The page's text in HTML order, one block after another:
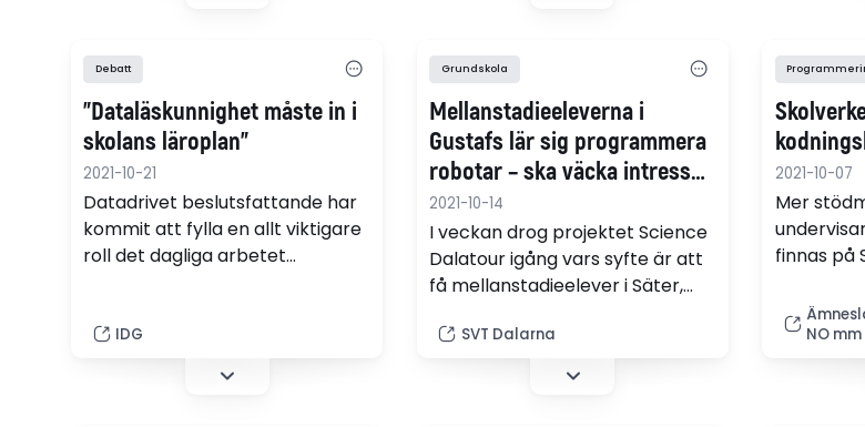
Debatt
"Dataläskunnighet måste in i
skolans läroplan"
2021-10-21
Datadrivet beslutsfattande har
kommit att fylla en allt viktigare
roll det dagliga arbetet
vara självklart att kommande
generationer redan tidigt i
skolåren förses med
IDG
Grundskola
Mellanstadieeleverna i
Gustafs lär sig programmera
robotar – ska väcka intresset
för teknik
2021-10-14
I veckan drog projektet Science
Dalatour igång vars syfte är att
få mellanstadieelever i Säter,
intresserad av teknik,
naturvetenskap och matte. På
SVT Dalarna
2021-10-07
Mer
finnas på
det har
på gång",
NO mm